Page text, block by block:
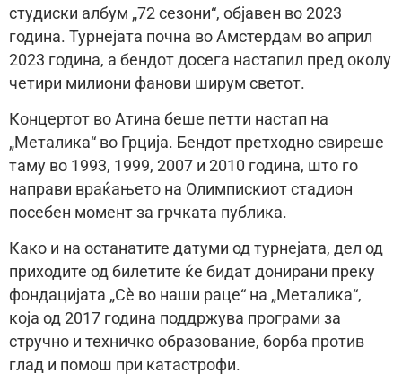
студиски албум „72 сезони“, објавен во 2023
година. Турнејата почна во Амстердам во април
2023 година, а бендот досега настапил пред околу
четири милиони фанови ширум светот.
Концертот во Атина беше петти настап на
„Металика“ во Грција. Бендот претходно свиреше
таму во 1993, 1999, 2007 и 2010 година, што го
направи враќањето на Олимпискиот стадион
посебен момент за грчката публика.
Како и на останатите датуми од турнејата, дел од
приходите од билетите ќе бидат донирани преку
фондацијата „Сè во наши раце“ на „Металика“,
која од 2017 година поддржува програми за
стручно и техничко образование, борба против
глад и помош при катастрофи.